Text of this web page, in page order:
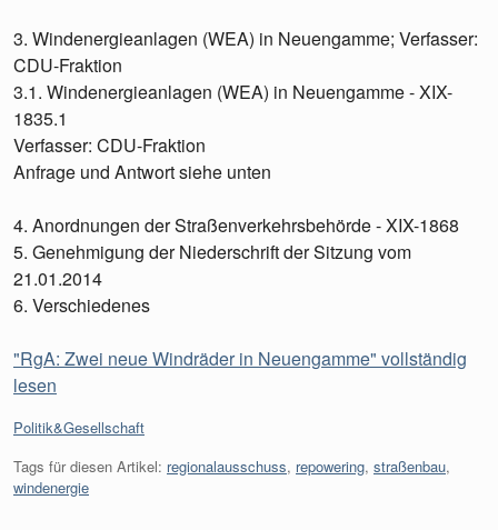
3. Windenergieanlagen (WEA) in Neuengamme; Verfasser:
CDU-Fraktion
3.1. Windenergieanlagen (WEA) in Neuengamme - XIX-
1835.1
Verfasser: CDU-Fraktion
Anfrage und Antwort siehe unten
4. Anordnungen der Straßenverkehrsbehörde - XIX-1868
5. Genehmigung der Niederschrift der Sitzung vom
21.01.2014
6. Verschiedenes
"RgA: Zwei neue Windräder in Neuengamme" vollständig
lesen
Kategorien:
Politik&Gesellschaft
Tags für diesen Artikel: regionalausschuss, repowering, straßenbau,
windenergie